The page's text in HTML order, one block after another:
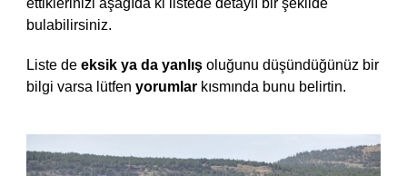
ettiklerinizi aşağıda ki listede detaylı bir şekilde
bulabilirsiniz.
Liste de eksik ya da yanlışoluğunu düşündüğünüz bir
bilgi varsa lütfen yorumlarkısmında bunu belirtin.